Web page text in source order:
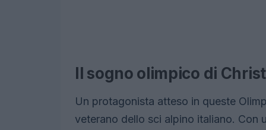
Il sogno olimpico di
Un protagonista atteso in queste
veterano dello sci alpino italiano. Con